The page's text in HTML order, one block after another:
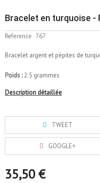
Bracelet en turquoise -
Reference 767
Bracelet argent et pépites de
Poids :2.5 grammes
Description détaillée
TWEET
GOOGLE+
35,50 €